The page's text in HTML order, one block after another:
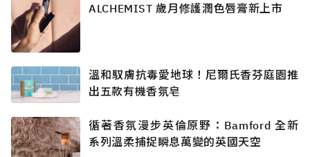
ALCHEMIST 歲月修護潤色唇膏新上市
溫和馭膚抗毒愛地球！尼爾氏香芬庭園推
出五款有機香氛皂
循著香氛漫步英倫原野：Bamford 全新
系列溫柔捕捉瞬息萬變的英國天空